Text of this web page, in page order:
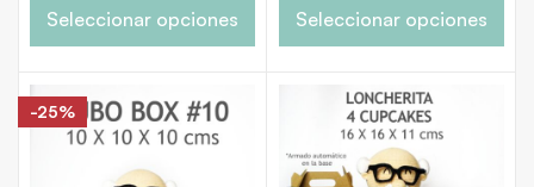
Seleccionar opciones Seleccionar opciones
-25%